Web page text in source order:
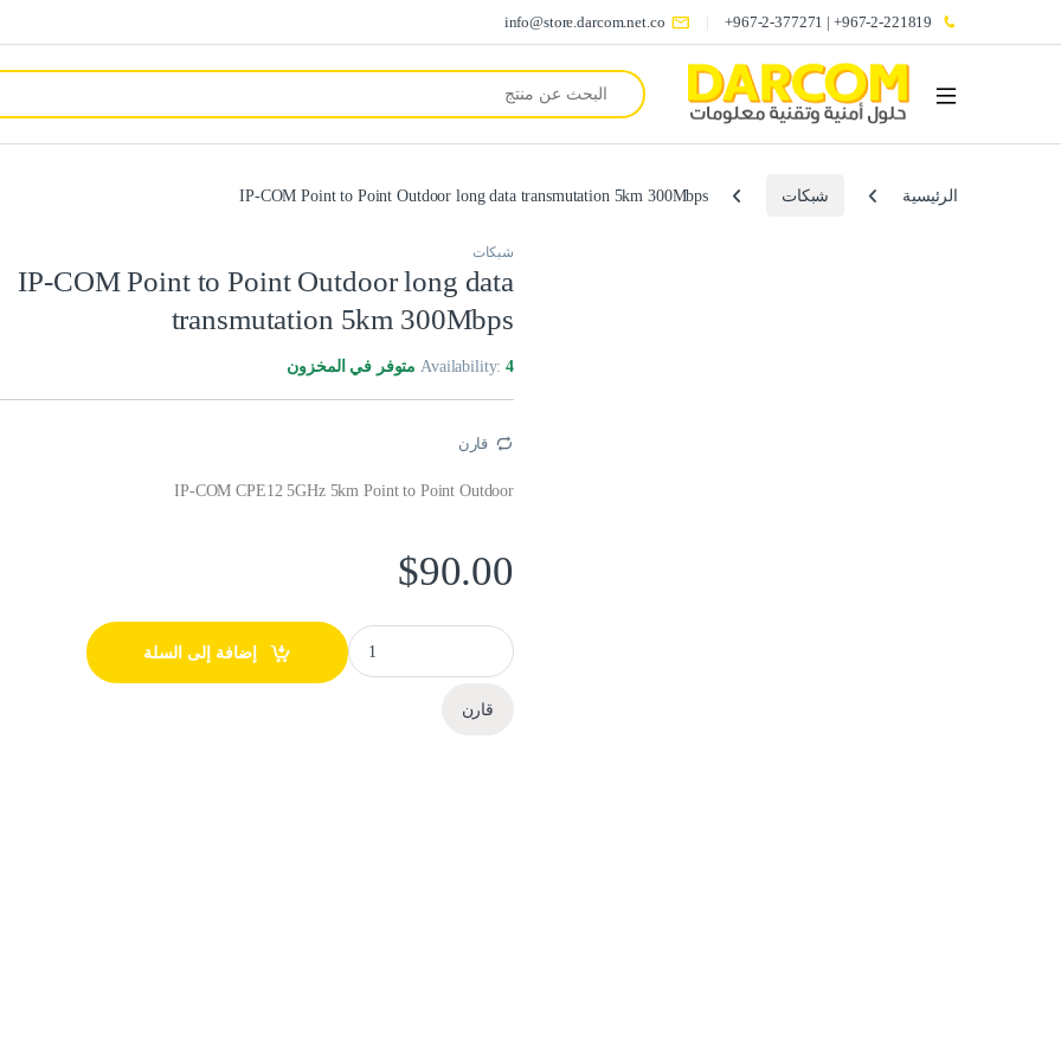
967-2-221819+ | 967-2-377271+
info@store.darcom.net.co
Search for:
الرئيسية شبكات IP-COM Point to Point Outdoor long data transmutation 5km 300Mbps
شبكات
IP-COM Point to Point Outdoor long data
transmutation 5km 300Mbps
Availability:4 متوفر في المخزون
قارن
IP-COM CPE12 5GHz 5km Point to Point Outdoor
$90.00
Point to Point Outdoor long data transmutation 5km 300Mbps quantity
إضافة إلى السلة
قارن